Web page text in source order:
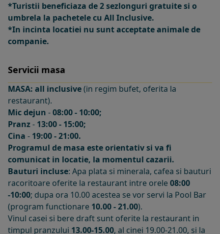
*Turistii beneficiaza de 2 sezlonguri gratuite si o
umbrela la pachetele cu All Inclusive.
*In incinta locatiei nu sunt acceptate animale de
companie.
Servicii masa
MASA: all inclusive(in regim bufet, oferita la
restaurant).
Mic dejun -08:00 - 10:00;
Pranz- 13:00 - 15:00;
Cina - 19:00 - 21:00.
Programul de masa este orientativ si va fi
comunicat in locatie, la momentul cazarii.
Bauturi incluse: Apa plata si minerala, cafea si bauturi
racoritoare oferite la restaurant intre orele08:00
-10:00; dupa ora 10.00 acestea se vor servi la Pool Bar
(program functionare 10.00 - 21.00).
Vinul casei si bere draft sunt oferite la restaurant in
timpul pranzului 13.00-15.00, al cinei 19.00-21.00, si la